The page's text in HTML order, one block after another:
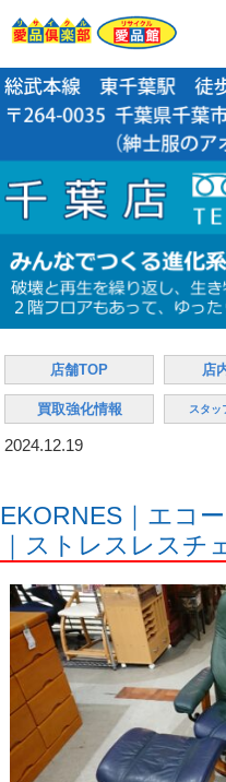
店舗TOP 店
買取強化情報 スタッ
2024.12.19
EKORNES｜エコ
｜ストレスレスチ